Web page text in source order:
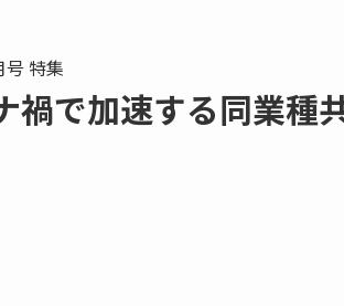
号 特集
禍で加速する同業